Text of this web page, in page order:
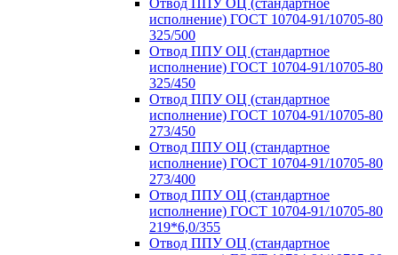
Отвод ППУ ОЦ (стандартное
исполнение) ГОСТ 10704-91/10705-80
325/500
Отвод ППУ ОЦ (стандартное
исполнение) ГОСТ 10704-91/10705-80
325/450
Отвод ППУ ОЦ (стандартное
исполнение) ГОСТ 10704-91/10705-80
273/450
Отвод ППУ ОЦ (стандартное
исполнение) ГОСТ 10704-91/10705-80
273/400
Отвод ППУ ОЦ (стандартное
исполнение) ГОСТ 10704-91/10705-80
219*6,0/355
Отвод ППУ ОЦ (стандартное